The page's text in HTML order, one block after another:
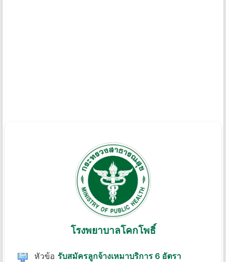
โรงพยาบาลโคกโพธิ์
หัวข้อ รับสมัครลูกจ้างเหมาบริการ 6 อัตรา